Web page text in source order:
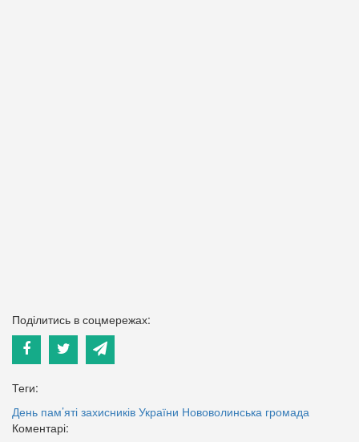
Поділитись в соцмережах:
Теги:
День пам’яті захисників України Нововолинська громада
Коментарі: